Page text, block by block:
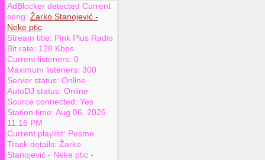
AdBlocker detected Current
song: Žarko Stanojević -
Neke ptic
Stream title: Pink Plus Radio
Bit rate: 128 Kbps
Current listeners: 0
Maximum listeners: 300
Server status: Online
AutoDJ status: Online
Source connected: Yes
Station time: Aug 06, 2026
11:16 PM
Current playlist: Pesme
Track details: Žarko
Stanojević - Neke ptic -